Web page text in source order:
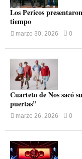
Los Pericos
tiempo
marzo 30, 2026 0
Cuarteto de Nos sacó
puertas”
marzo 26, 2026 0